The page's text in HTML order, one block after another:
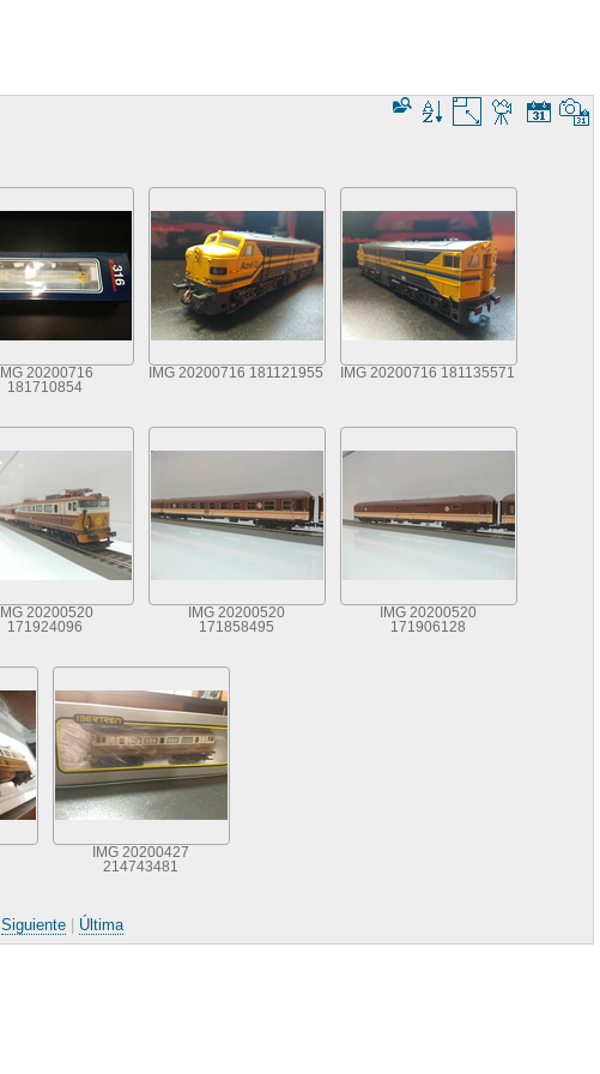
IMG 20200716
181710854
IMG 20200716 181121955 IMG 20200716 181135571
IMG 20200520
171924096
IMG 20200520
171858495
IMG 20200520
171906128
IMG 20200427
214743481
Siguiente Última